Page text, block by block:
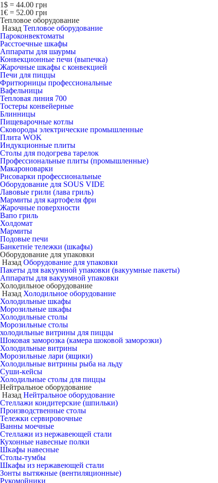
1$ = 44.00 грн
1€ = 52.00 грн
Тепловое оборудование
Назад Тепловое оборудование
Пароконвектоматы
Расcтоечные шкафы
Аппараты для шаурмы
Конвекционные печи (выпечка)
Жарочные шкафы с конвекцией
Печи для пиццы
Фритюрницы профессиональные
Вафельницы
Тепловая линия 700
Тостеры конвейерные
Блинницы
Пищеварочные котлы
Сковороды электрические промышленные
Плита WOK
Индукционные плиты
Столы для подогрева тарелок
Профессиональные плиты (промышленные)
Макароноварки
Рисоварки профессиональные
Оборудование для SOUS VIDE
Лавовые грили (лава гриль)
Мармиты для картофеля фри
Жарочные поверхности
Вапо гриль
Холдомат
Мармиты
Подовые печи
Банкетніе тележки (шкафы)
Оборудование для упаковки
Назад Оборудование для упаковки
Пакеты для вакуумной упаковки (вакуумные пакеты)
Аппараты для вакуумной упаковки
Холодильное оборудование
Назад Холодильное оборудование
Холодильные шкафы
Морозильные шкафы
Холодильные столы
Морозильные столы
холодильные витрины для пиццы
Шоковая заморозка (камера шоковой заморозки)
Холодильные витрины
Морозильные лари (ящики)
Холодильные витрины рыба на льду
Суши-кейсы
Холодильные столы для пиццы
Нейтральное оборудование
Назад Нейтральное оборудование
Стеллажи кондитерские (шпильки)
Производственные столы
Тележки сервировочные
Ванны моечные
Стеллажи из нержавеющей стали
Кухонные навесные полки
Шкафы навесные
Столы-тумбы
Шкафы из нержавеющей стали
Зонты вытяжные (вентиляционные)
Рукомойники